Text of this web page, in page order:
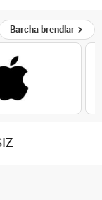
Barcha brendlar